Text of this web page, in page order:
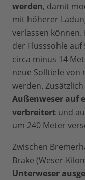
werden, damit
mit höherer
verlassen
der Flusssohle
circa minus 14
neue Solltiefe von
werden.
Außenweser auf
verbreitert und
um 240 Meter
Zwischen
Brake (Weser-
Unterweser